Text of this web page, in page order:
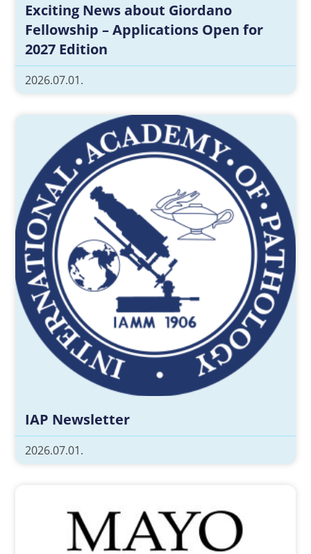
Exciting News about Giordano
Fellowship – Applications Open for
2027 Edition
2026.07.01.
IAP Newsletter
2026.07.01.